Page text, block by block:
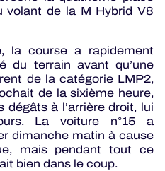
volant de la M Hybrid V8
la course a rapidement
du terrain avant qu’une
de la catégorie LMP2,
de la sixième heure,
dégâts à l’arrière droit, lui
La voiture n°15 a
dimanche matin à cause
mais pendant tout ce
bien dans le coup.